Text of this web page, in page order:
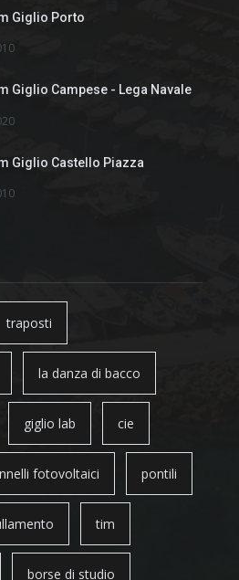
Giglio Porto
Giglio Campese - Lega Navale
Giglio Castello Piazza
traposti
la danza di bacco
giglio lab cie
fotovoltaici pontili
tim
borse di studio